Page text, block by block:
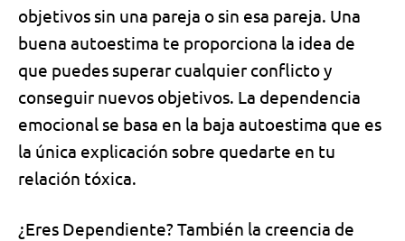
objetivos sin una pareja o sin esa pareja. Una
buena autoestima te proporciona la idea de
que puedes superar cualquier conflicto y
conseguir nuevos objetivos. La dependencia
emocional se basa en la baja autoestima que es
la única explicación sobre quedarte en tu
relación tóxica.
¿Eres Dependiente? También la creencia de